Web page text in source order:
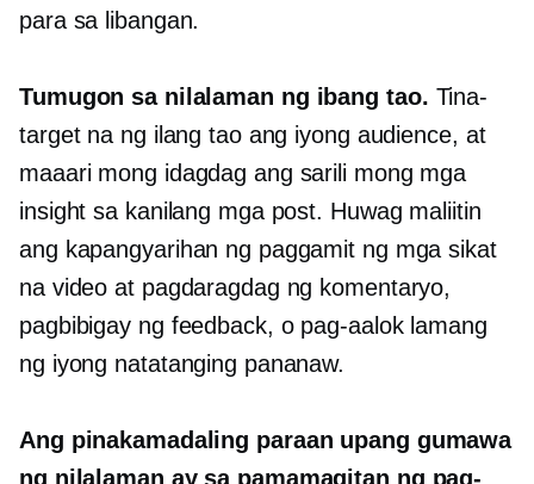
para sa libangan.
Tumugon sa nilalaman ng ibang tao. Tina-
target na ng ilang tao ang iyong audience, at
maaari mong idagdag ang sarili mong mga
insight sa kanilang mga post. Huwag maliitin
ang kapangyarihan ng paggamit ng mga sikat
na video at pagdaragdag ng komentaryo,
pagbibigay ng feedback, o pag-aalok lamang
ng iyong natatanging pananaw.
Ang pinakamadaling paraan upang gumawa
ng nilalaman ay sa pamamagitan ng pag-